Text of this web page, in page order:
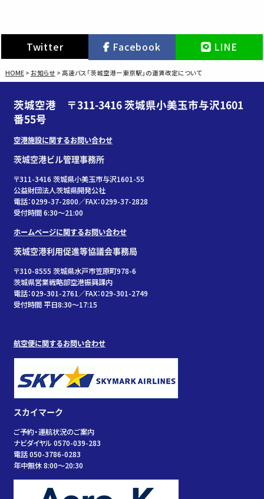
Twitter Facebook LINE
HOME> お知らせ > 高速バス「茨城空港ー東京駅」の運賃改定について
茨城空港 〒311-3416 茨城県小美玉市与沢1601
番55号
空港施設に関するお問い合わせ
茨城空港ビル管理事務所
〒311-3416 茨城県小美玉市与沢1601-55
公益財団法人茨城県開発公社
電話：0299-37-2800／FAX：0299-37-2828
受付時間 6:30〜21:00
ホームページに関するお問い合わせ
茨城空港利用促進等協議会事務局
〒310-8555 茨城県水戸市笠原町978-6
茨城県営業戦略部空港振興課内
電話：029-301-2761／FAX：029-301-2749
受付時間 平日8:30～17:15
航空便に関するお問い合わせ
スカイマーク
ご予約・運航状況のご案内
ナビダイヤル 0570-039-283
電話 050-3786-0283
年中無休 8:00～20:30